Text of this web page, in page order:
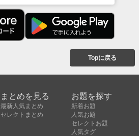
Topに戻る
まとめを見る
最新人気まとめ
セレクトまとめ
お題を探す
新着お題
人気お題
セレクトお題
人気タグ